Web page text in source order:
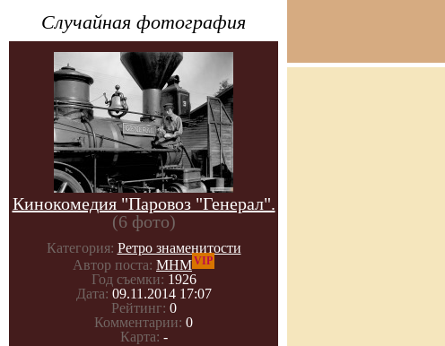
Случайная фотография
Кинокомедия "Паровоз "Генерал".
(6 фото)
Категория: Ретро знаменитости
Автор поста: МНМVIP
Год съемки: 1926
Дата: 09.11.2014 17:07
Рейтинг: 0
Комментарии: 0
Карта: -